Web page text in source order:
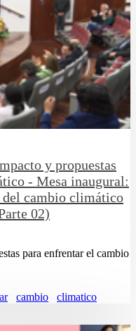
y propuestas
- Mesa inaugural:
del cambio climático
02)
para enfrentar el cambio
cambio climatico